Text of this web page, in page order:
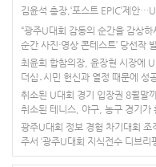
김윤석 총장,‘포스트 EPIC’제안
“광주U대회 감동의 순간을 감상하
순간 사진·영상 콘테스트’ 당선작
최윤희 합참의장, 윤장현 시장에
더십․시민 헌신과 열정 때문에 성
취소된 U대회 경기 입장권 8월말
취소된 테니스, 야구, 농구 경기가
광주U대회 정보 경험 차기대회
주서 ‘광주U대회 지식전수 디브리